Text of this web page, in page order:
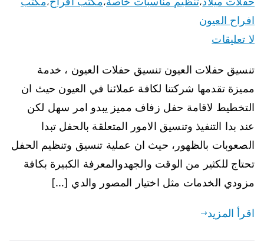
افراح العيون
لا تعليقات
تنسيق حفلات العيون تنسيق حفلات العيون ، خدمة
مميزة تقدمها شركتنا لكافة عملائنا في العيون حيث ان
التخطيط لاقامة حفل زفاف مميز يبدو امر سهل لكن
عند بدا التنفيذ وتنسيق الامور المتعلقة بالحفل تبدا
الصعوبات بالظهور، حيث ان عملية تنسيق وتنظيم الحفل
تحتاج للكثير من الوقت والجهدوالمعرفة الكبيرة بكافة
مزودي الخدمات مثل اختيار المصور والدي […]
اقرأ المزيد